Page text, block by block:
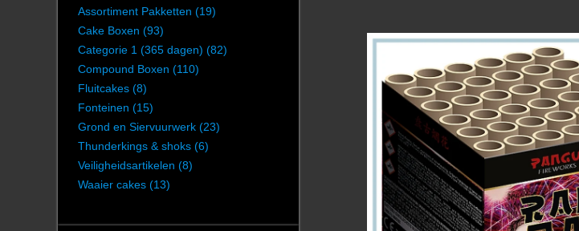
Assortiment Pakketten (19)
Cake Boxen (93)
Categorie 1 (365 dagen) (82)
Compound Boxen (110)
Fluitcakes (8)
Fonteinen (15)
Grond en Siervuurwerk (23)
Thunderkings & shoks (6)
Veiligheidsartikelen (8)
Waaier cakes (13)